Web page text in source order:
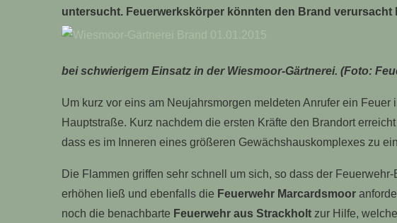
untersucht. Feuerwerkskörper könnten den Brand verursacht
bei schwierigem Einsatz in der Wiesmoor-Gärtnerei. (Foto:
Um kurz vor eins am Neujahrsmorgen meldeten Anrufer ein
Hauptstraße. Kurz nachdem die ersten Kräfte den Brandort
dass es im Inneren eines größeren Gewächshauskomplexes zu
Die Flammen griffen sehr schnell um sich, so dass der
erhöhen ließ und ebenfalls die Feuerwehr Marcardsmoor
noch die benachbarte Feuerwehr aus Strackholt zur Hilfe,